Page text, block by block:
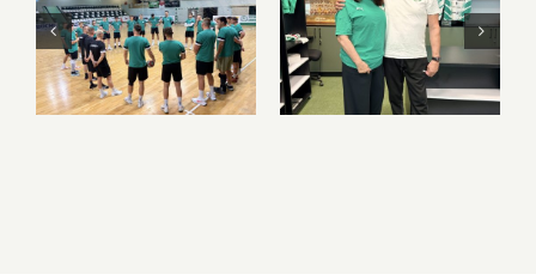
Új szezon, új
kihívások – itt a
következő szezon
kerete
Válogatott klasszis
csatlakozik a
bátorETOmanók
csapatához